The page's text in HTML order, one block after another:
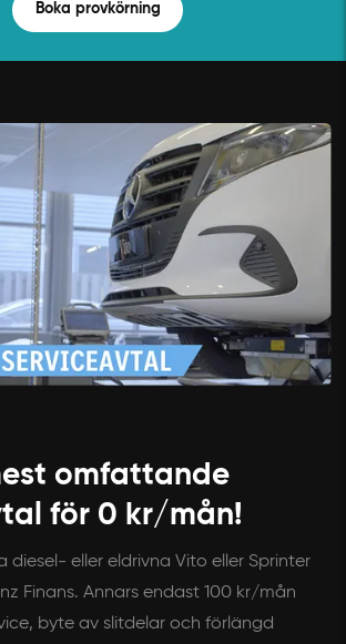
Boka provkörning
omfattande
för 0 kr/mån!
diesel- eller eldrivna Vito eller Sprinter
Finans. Annars endast 100 kr/mån
byte av slitdelar och förlängd